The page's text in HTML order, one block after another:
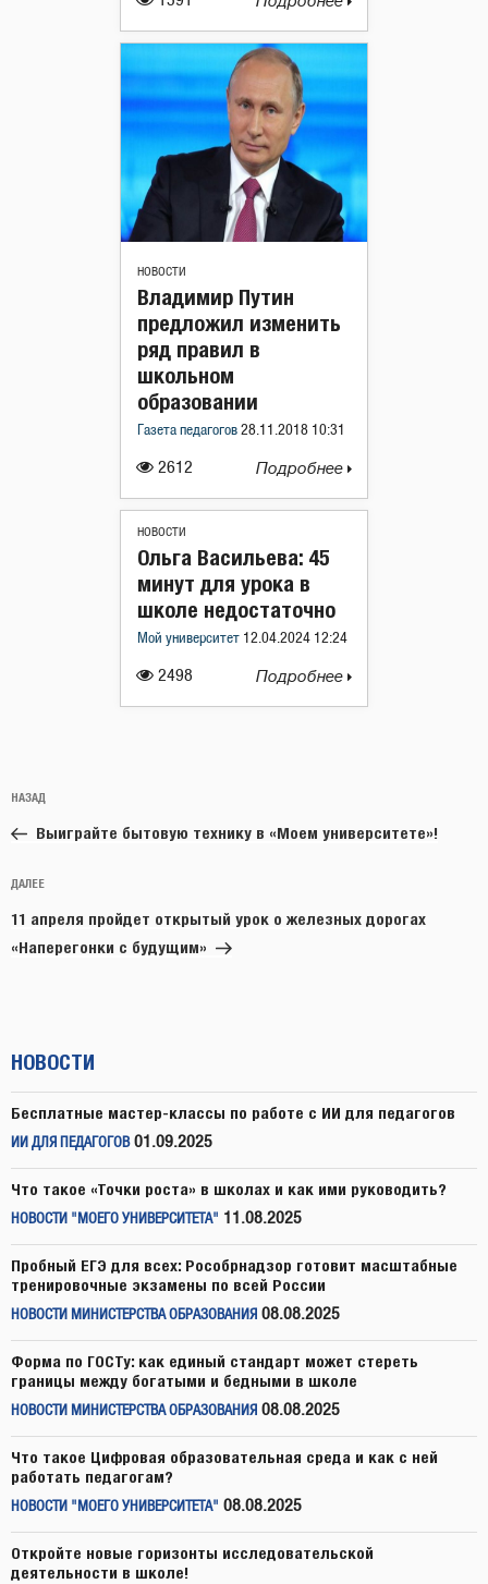
НОВОСТИ
2612
Владимир Путин
предложил изменить
ряд правил в
школьном
образовании
Газета педагогов 28.11.2018 10:31
Подробнее
НОВОСТИ
2498
Ольга Васильева: 45
минут для урока в
школе недостаточно
Мой университет 12.04.2024 12:24
Подробнее
по
записям
Предыдущая
запись:
НАЗАД
Выиграйте бытовую технику в «Моем университете»!
Следующая
запись
ДАЛЕЕ
11 апреля пройдет открытый урок о железных дорогах
«Наперегонки с будущим»
НОВОСТИ
Бесплатные мастер-классы по работе с ИИ для педагогов
ИИ ДЛЯ ПЕДАГОГОВ 01.09.2025
Что такое «Точки роста» в школах и как ими руководить?
НОВОСТИ "МОЕГО УНИВЕРСИТЕТА" 11.08.2025
Пробный ЕГЭ для всех: Рособрнадзор готовит масштабные
тренировочные экзамены по всей России
НОВОСТИ МИНИСТЕРСТВА ОБРАЗОВАНИЯ 08.08.2025
Форма по ГОСТу: как единый стандарт может стереть
границы между богатыми и бедными в школе
НОВОСТИ МИНИСТЕРСТВА ОБРАЗОВАНИЯ 08.08.2025
Что такое Цифровая образовательная среда и как с ней
работать педагогам?
НОВОСТИ "МОЕГО УНИВЕРСИТЕТА" 08.08.2025
Откройте новые горизонты исследовательской
деятельности в школе!